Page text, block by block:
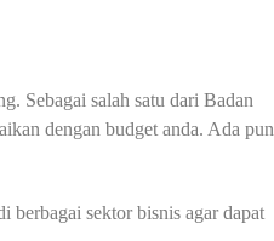
Sebagai salah satu dari Badan
dengan budget anda. Ada pun
berbagai sektor bisnis agar dapat